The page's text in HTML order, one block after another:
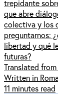
trepidante
que abre
colectiva y los
preguntarnos:
libertad y qué
futuras?
Translated
Written in
11 minutes read